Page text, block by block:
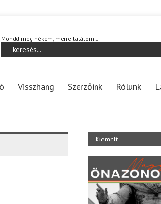
Mondd meg nékem, merre találom…
Visszhang Szerzőink Rólunk
Kiemelt